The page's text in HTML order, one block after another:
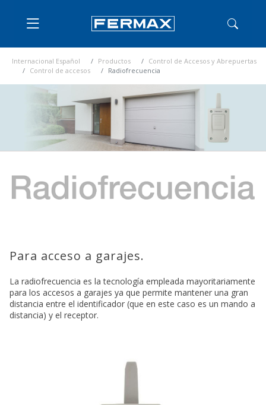
Internacional Español Productos
Control de Accesos y Abrepuertas
Control de accesos
Radiofrecuencia
Para acceso a garajes.
La radiofrecuencia es la tecnología empleada mayoritariamente
para los accesos a garajes ya que permite mantener una gran
distancia entre el identificador (que en este caso es un mando a
distancia) y el receptor.